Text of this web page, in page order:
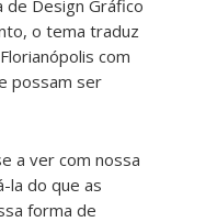
de Design Gráfico
o tema traduz
com
possam ser
a ver com nossa
la do que as
forma de